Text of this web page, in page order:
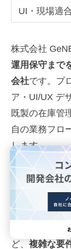
UI・現場適
株式会社
運用保守まで
会社です。プ
ア・UI/UX デ
既製の在庫管
自の業務フロ
します。
GeNEE は
幅広い技術に
との連携や
ど、複雑な要